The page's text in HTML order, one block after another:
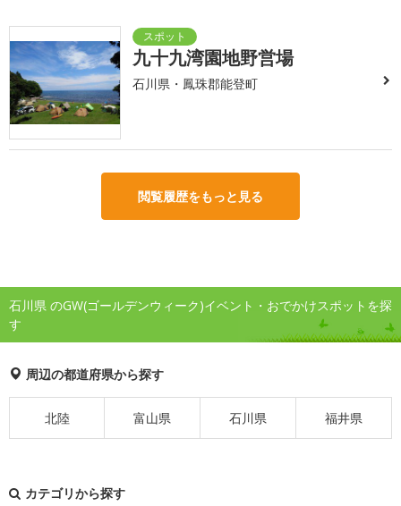
九十九湾園地野営場
石川県・鳳珠郡能登町
閲覧履歴をもっと見る
石川県 のGW(ゴールデンウィーク)イベント・おでかけスポットを探
す
周辺の都道府県から探す
北陸 富山県 石川県 福井県
カテゴリから探す